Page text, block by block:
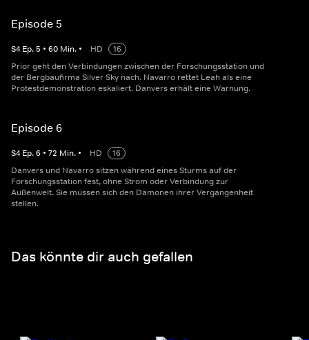
Episode 5
S4 Ep.5 • 60 Min. • HD
16
Prior geht den Verbindungen zwischen der Forschungsstation und
der Bergbaufirma Silver Sky nach. Navarro rettet Leah als eine
Protestdemonstration eskaliert. Danvers erhält eine Warnung.
Episode 6
S4 Ep.6 • 72 Min. • HD
16
Danvers und Navarro sitzen während eines Sturms auf der
Forschungsstation fest, ohne Strom oder Verbindung zur
Außenwelt. Sie müssen sich den Dämonen ihrer Vergangenheit
stellen.
Das könnte dir auch gefallen